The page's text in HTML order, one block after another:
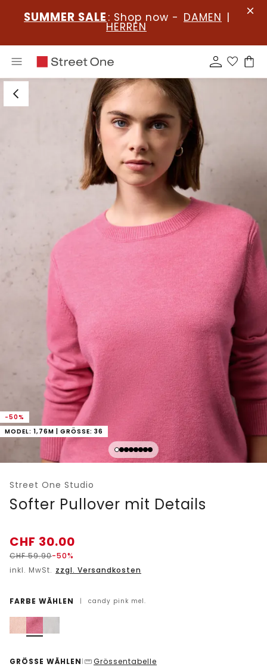
SUMMER SALE : Shop now - DAMEN |
HERREN
-50%
MODEL: 1,76M | GRÖSSE: 36
Street One Studio
Softer Pullover mit Details
CHF 30.00
CHF59.90-50%
inkl. MwSt. zzgl. Versandkosten
FARBE WÄHLEN | candy pink mel.
GRÖSSE WÄHLEN | Grössentabelle